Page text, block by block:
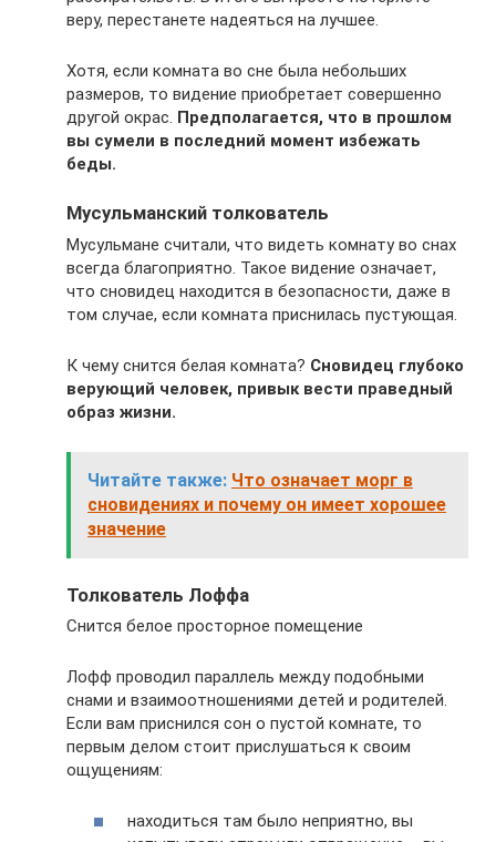
веру, перестанете надеяться на лучшее.
Хотя, если комната во сне была небольших
размеров, то видение приобретает совершенно
другой окрас. Предполагается, что в прошлом
вы сумели в последний момент избежать
беды.
Мусульманский толкователь
Мусульмане считали, что видеть комнату во снах
всегда благоприятно. Такое видение означает,
что сновидец находится в безопасности, даже в
том случае, если комната приснилась пустующая.
К чему снится белая комната? Сновидец глубоко
верующий человек, привык вести праведный
образ жизни.
Читайте также: Что означает морг в
сновидениях и почему он имеет хорошее
значение
Толкователь Лоффа
Снится белое просторное помещение
Лофф проводил параллель между подобными
снами и взаимоотношениями детей и родителей.
Если вам приснился сон о пустой комнате, то
первым делом стоит прислушаться к своим
ощущениям:
находиться там было неприятно, вы